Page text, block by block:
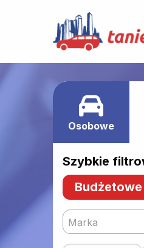
Osobowe
Szybkie
Budżetowe
Marka